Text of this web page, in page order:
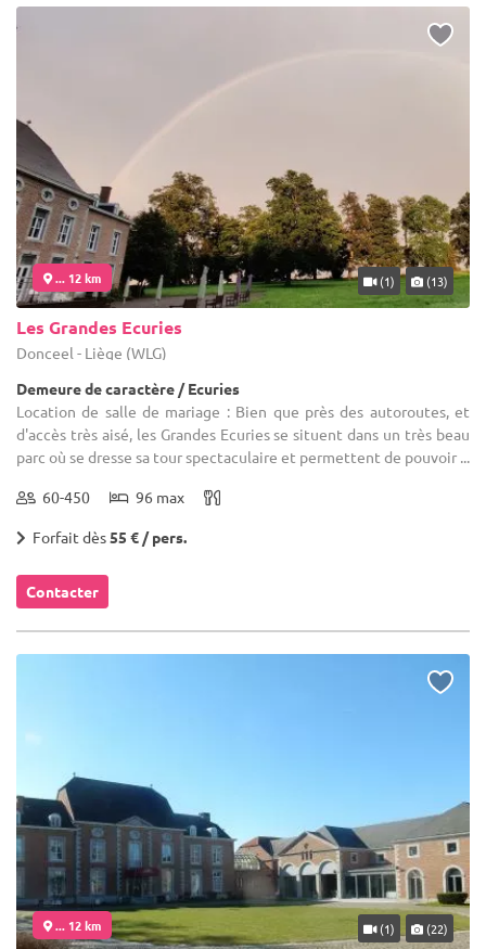
... 12 km (1) (13)
Les Grandes Ecuries
Donceel - Liège (WLG)
Demeure de caractère / Ecuries
Location de salle de mariage : Bien que près des autoroutes, et
d'accès très aisé, les Grandes Ecuries se situent dans un très beau
parc où se dresse sa tour spectaculaire et permettent de pouvoir ...
60-450 96 max
Forfait dès55 € / pers.
Contacter
... 12 km (1) (22)